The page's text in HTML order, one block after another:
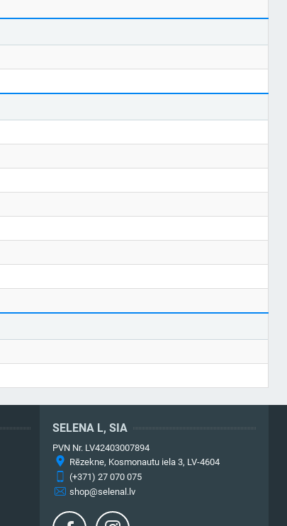
SELENA L, SIA
PVN Nr. LV42403007894
Rēzekne, Kosmonautu iela 3, LV-4604
(+371) 27 070 075
shop@selenal.lv